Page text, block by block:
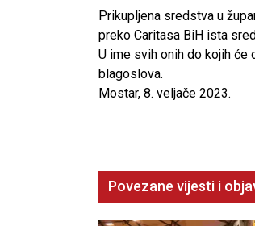
Prikupljena sredstva u
preko Caritasa BiH ista
U ime svih onih do kojih će
blagoslova.
Mostar, 8. veljače 2023.
Povezane vijesti i
CNAK
Kad se nasilje